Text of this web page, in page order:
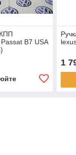
B7 USA
1